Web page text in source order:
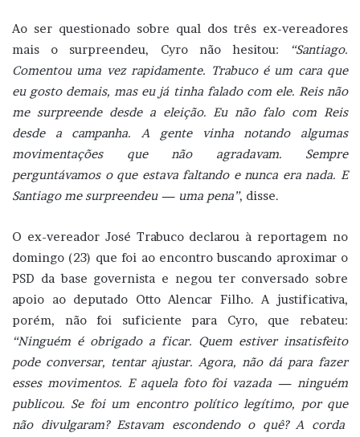
Ao ser questionado sobre qual dos três ex-vereadores
mais o surpreendeu, Cyro não hesitou:
“Santiago.
Comentou uma vez rapidamente. Trabuco é um cara que
eu gosto demais, mas eu já tinha falado com ele. Reis não
me surpreende desde a eleição. Eu não falo com Reis
desde a campanha. A gente vinha notando algumas
movimentações que não agradavam. Sempre
perguntávamos o que estava faltando e nunca era nada. E
Santiago me surpreendeu — uma pena”, disse.
O ex-vereador José Trabuco declarou à reportagem no
domingo (23) que foi ao encontro buscando aproximar o
PSD da base governista e negou ter conversado sobre
apoio ao deputado Otto Alencar Filho. A justificativa,
porém, não foi suficiente para Cyro, que rebateu:
“Ninguém é obrigado a ficar. Quem estiver insatisfeito
pode conversar, tentar ajustar. Agora, não dá para fazer
esses movimentos. E aquela foto foi vazada — ninguém
publicou. Se foi um encontro político legítimo, por que
não divulgaram? Estavam escondendo o quê? A corda